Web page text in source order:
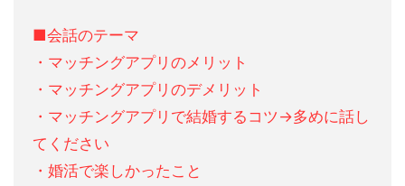
■会話のテーマ
・マッチングアプリのメリット
・マッチングアプリのデメリット
・マッチングアプリで結婚するコツ→多めに話し
てください
・婚活で楽しかったこと